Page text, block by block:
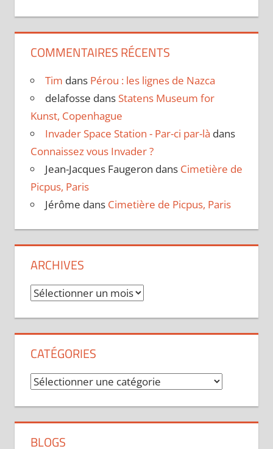
COMMENTAIRES RÉCENTS
Tim dans Pérou : les lignes de Nazca
delafosse dans Statens Museum for
Kunst, Copenhague
Invader Space Station - Par-ci par-là dans
Connaissez vous Invader ?
Jean-Jacques Faugeron dans Cimetière de
Picpus, Paris
Jérôme dans Cimetière de Picpus, Paris
ARCHIVES
Archives
CATÉGORIES
Catégories
BLOGS